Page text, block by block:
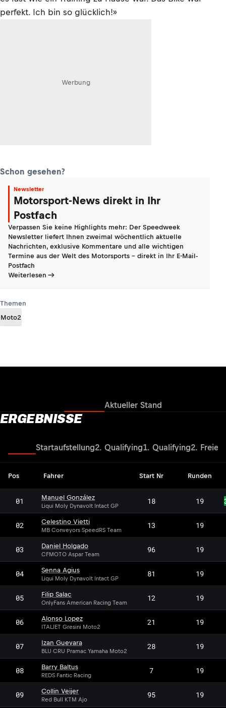
perfekt. Ich bin so glücklich!»
Werbung
Schon gesehen?
Newsletter
Motorsport-News direkt in Ihr
Postfach
Verpassen Sie keine Highlights mehr: Der Speedweek
Newsletter liefert Ihnen zweimal wöchentlich aktuelle
Nachrichten, exklusive Kommentare und alle wichtigen
Termine aus der Welt des Motorsports - direkt in Ihr E-Mail-
Postfach
Weiterlesen
Themen
Moto2
Aktueller Stand
ERGEBNISSE
Startaufstellung2. Qualifying1. Qualifying2. Freies
Pos Fahrer Start Nr Runden
01 Manuel González
Liqui Moly Dynavolt Intact GP 18 19
02 Celestino Vietti
MB Conveyors SpeedRS Team 13 19
03 Daniel Holgado
CFMOTO Aspar Team 96 19
04 Senna Agius
Liqui Moly Dynavolt Intact GP 81 19
05 Filip Salac
OnlyFans American Racing Team 12 19
06 Alonso Lopez
ITALJET Gresini Moto2 21 19
07 Izan Guevara
BLU CRU Pramac Yamaha Moto2 28 19
08 Barry Baltus
REDS Fantic Racing 7 19
09 Collin Veijer
Red Bull KTM Ajo 95 19